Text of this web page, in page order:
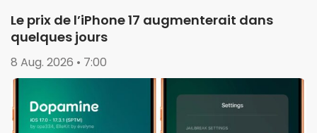
Le prix de l’iPhone 17 augmenterait dans
quelques jours
8 Aug. 2026 • 7:00